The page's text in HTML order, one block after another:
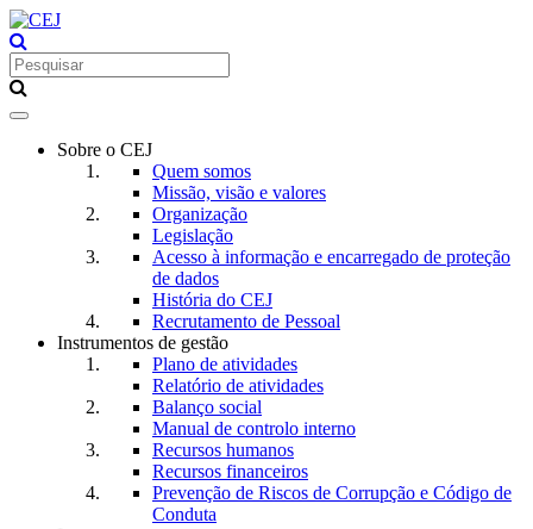
Toggle
navigationSobre o CEJ
Quem somos
Missão, visão e valores
Organização
Legislação
Acesso à informação e encarregado de proteção
de dados
História do CEJ
Recrutamento de Pessoal
Instrumentos de gestão
Plano de atividades
Relatório de atividades
Balanço social
Manual de controlo interno
Recursos humanos
Recursos financeiros
Prevenção de Riscos de Corrupção e Código de
Conduta